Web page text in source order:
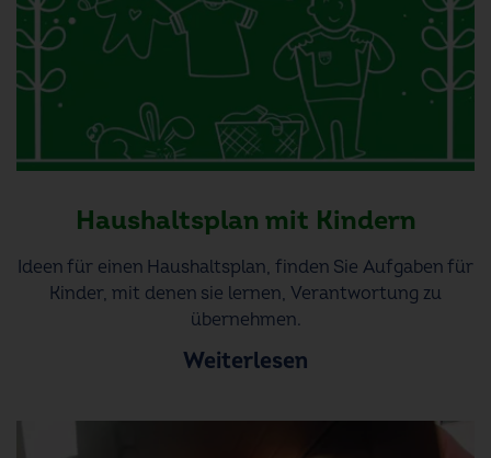
Haushaltsplan mit Kindern
Ideen für einen Haushaltsplan, finden Sie Aufgaben für
Kinder, mit denen sie lernen, Verantwortung zu
übernehmen.
Weiterlesen